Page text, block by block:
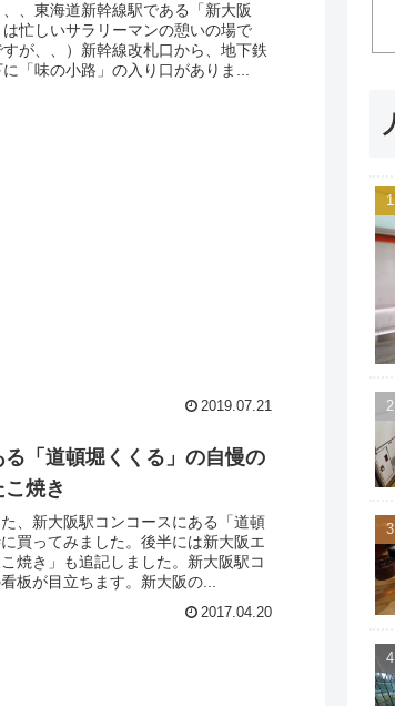
、東海道新幹線駅である「新大阪
忙しいサラリーマンの憩いの場で
が、、）新幹線改札口から、地下鉄
「味の小路」の入り口がありま...
2019.07.21
「道頓堀くくる」の自慢の
焼き
、新大阪駅コンコースにある「道頓
買ってみました。後半には新大阪エ
焼き」も追記しました。新大阪駅コ
板が目立ちます。新大阪の...
2017.04.20